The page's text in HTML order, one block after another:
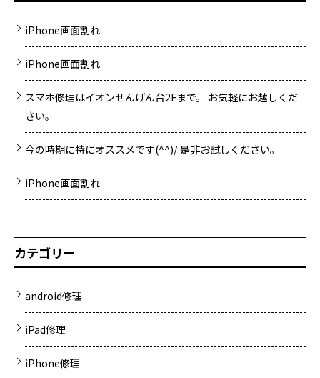
iPhone画面割れ
iPhone画面割れ
スマホ修理はイオンせんげん台2Fまで。 お気軽にお越しくだ
さい。
今の時期に特にオススメです(^^)/ 是非お試しください。
iPhone画面割れ
カテゴリー
android修理
iPad修理
iPhone修理